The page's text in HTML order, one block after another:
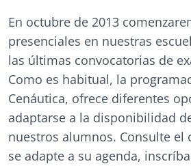
En octubre de 2013
presenciales en nuestras
las últimas convocatorias de
Como es habitual, la
Cenáutica, ofrece diferentes
adaptarse a la disponibilidad
nuestros alumnos. Consulte el
se adapte a su agenda,